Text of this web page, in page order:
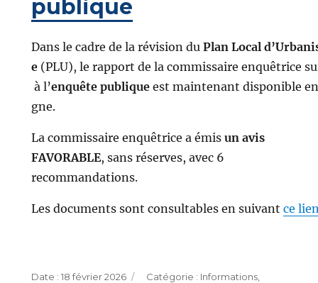
publique
Dans le cadre de la révision du Plan Local
e(PLU), le rapport de la commissaire enquêtrice
à l’enquête publiqueest maintenant disponible
gne.
La commissaire enquêtrice a émis un avis
FAVORABLE, sans réserves, avec 6
recommandations.
Les documents sont consultables en suivant ce
Publié
18 février 2026 Catégories
Informations,